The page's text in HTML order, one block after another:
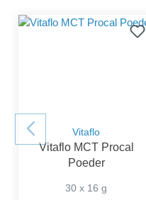
Vitaflo
Vitaflo MCT Procal
Poeder
30 x 16 g